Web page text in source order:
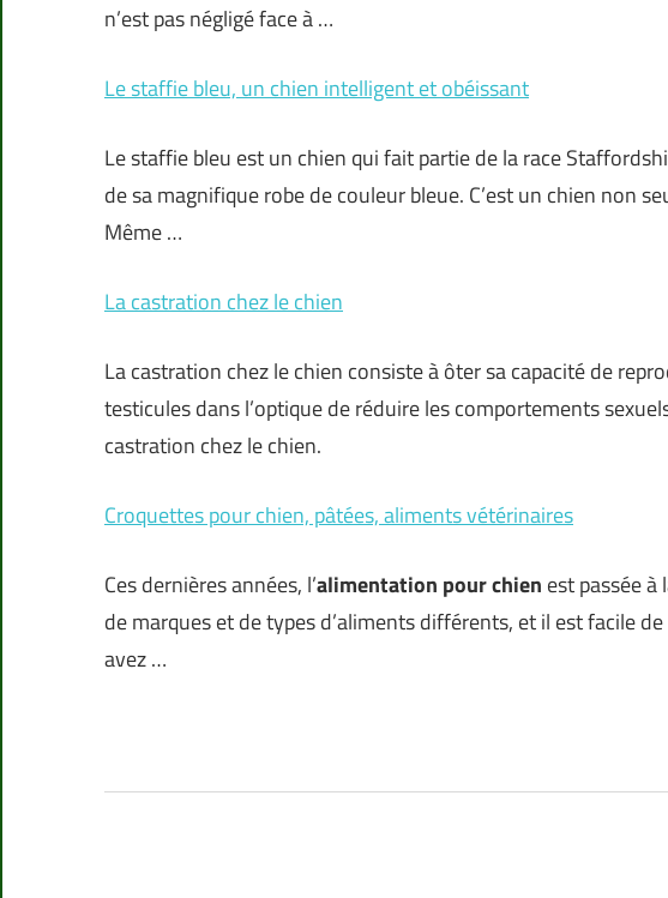
n’est pas négligé face à …
Le staffie bleu, un chien intelligent et obéissant
Le staffie bleu est un chien qui fait partie de la race
de sa magnifique robe de couleur bleue. C’est un chien non
Même …
La castration chez le chien
La castration chez le chien consiste à ôter sa capacité de
testicules dans l’optique de réduire les comportements
castration chez le chien.
Croquettes pour chien, pâtées, aliments vétérinaires
Ces dernières années, l’alimentation pour chien est passée
de marques et de types d’aliments différents, et il est facile
avez …